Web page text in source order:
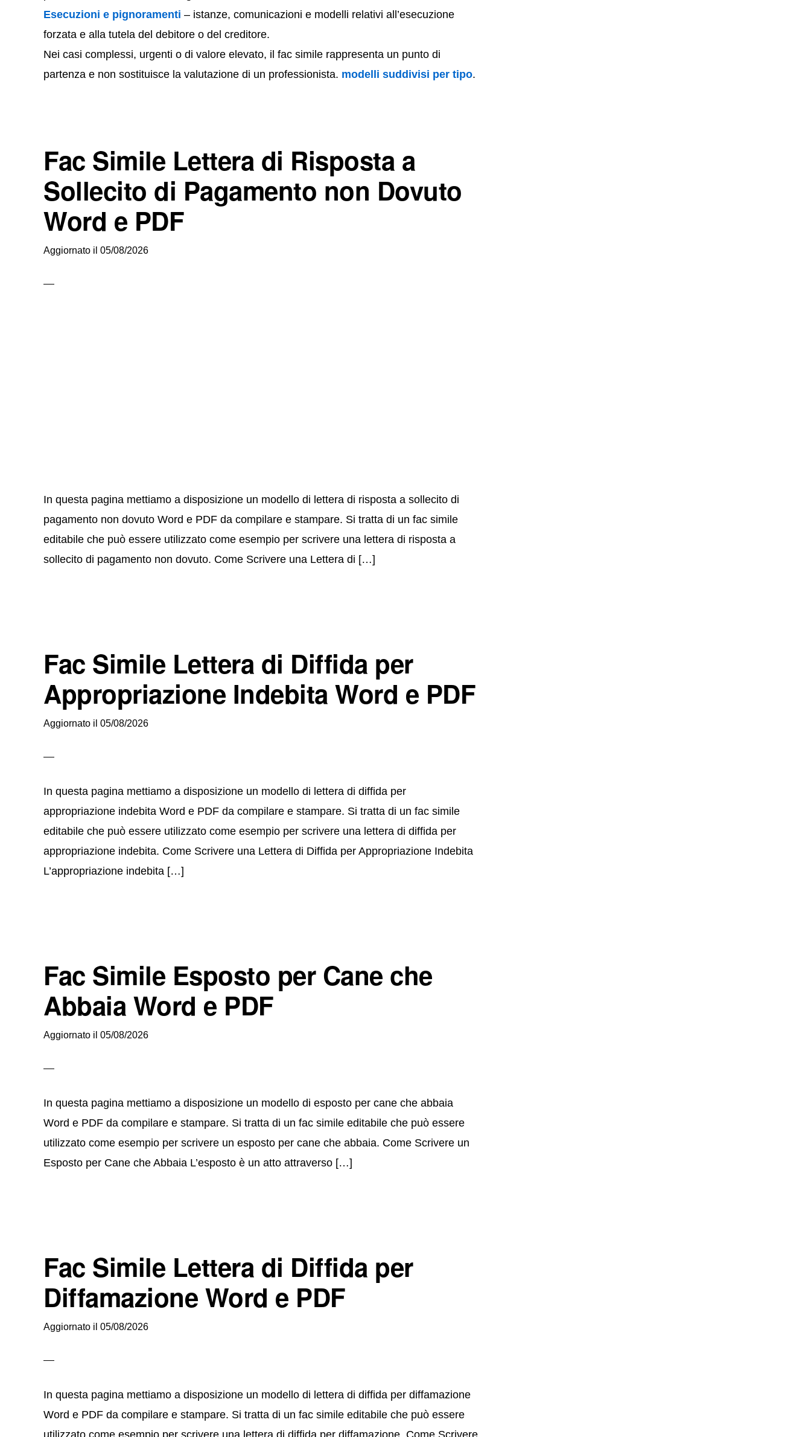
Esecuzioni e pignoramenti – istanze, comunicazioni e modelli relativi all’esecuzione
forzata e alla tutela del debitore o del creditore.
Nei casi complessi, urgenti o di valore elevato, il fac simile rappresenta un punto di
partenza e non sostituisce la valutazione di un professionista. modelli suddivisi per tipo.
Fac Simile Lettera di Risposta a
Sollecito di Pagamento non Dovuto
Word e PDF
Aggiornato il 05/08/2026
In questa pagina mettiamo a disposizione un modello di lettera di risposta a sollecito di
pagamento non dovuto Word e PDF da compilare e stampare. Si tratta di un fac simile
editabile che può essere utilizzato come esempio per scrivere una lettera di risposta a
sollecito di pagamento non dovuto. Come Scrivere una Lettera di […]
Fac Simile Lettera di Diffida per
Appropriazione Indebita Word e PDF
Aggiornato il 05/08/2026
In questa pagina mettiamo a disposizione un modello di lettera di diffida per
appropriazione indebita Word e PDF da compilare e stampare. Si tratta di un fac simile
editabile che può essere utilizzato come esempio per scrivere una lettera di diffida per
appropriazione indebita. Come Scrivere una Lettera di Diffida per Appropriazione Indebita
L’appropriazione indebita […]
Fac Simile Esposto per Cane che
Abbaia Word e PDF
Aggiornato il 05/08/2026
In questa pagina mettiamo a disposizione un modello di esposto per cane che abbaia
Word e PDF da compilare e stampare. Si tratta di un fac simile editabile che può essere
utilizzato come esempio per scrivere un esposto per cane che abbaia. Come Scrivere un
Esposto per Cane che Abbaia L’esposto è un atto attraverso […]
Fac Simile Lettera di Diffida per
Diffamazione Word e PDF
Aggiornato il 05/08/2026
In questa pagina mettiamo a disposizione un modello di lettera di diffida per diffamazione
Word e PDF da compilare e stampare. Si tratta di un fac simile editabile che può essere
utilizzato come esempio per scrivere una lettera di diffida per diffamazione. Come Scrivere